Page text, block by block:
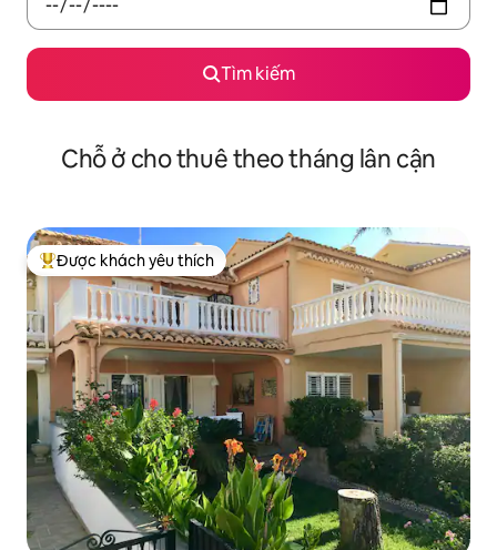
Tìm kiếm
Chỗ ở cho thuê theo tháng lân cận
Được khách yêu thích nhất
Được khách yêu thích